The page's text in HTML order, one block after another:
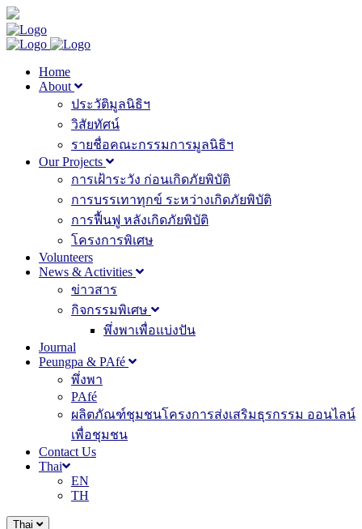
Home
About
ประวัติมูลนิธิฯ
วิสัยทัศน์
รายชื่อคณะกรรมการมูลนิธิฯ
Our Projects
การเฝ้าระวัง ก่อนเกิดภัยพิบัติ
การบรรเทาทุกข์ ระหว่างเกิดภัยพิบัติ
การฟื้นฟู หลังเกิดภัยพิบัติ
โครงการพิเศษ
Volunteers
News & Activities
ข่าวสาร
กิจกรรมพิเศษ
พึ่งพาเพื่อแบ่งปัน
Journal
Peungpa & PAfé
พึ่งพา
PAfé
ผลิตภัณฑ์ชุมชนโครงการส่งเสริมธุรกรรม ออนไลน์
เพื่อชุมชน
Contact Us
Thai
EN
TH
Thai